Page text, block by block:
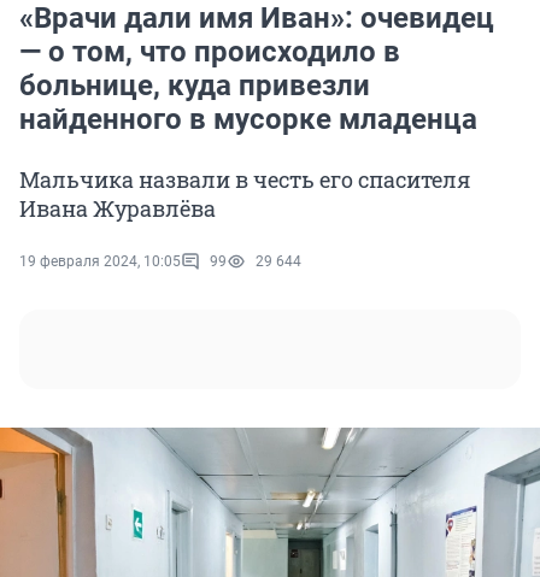
«Врачи дали имя Иван»: очевидец
— о том, что происходило в
больнице, куда привезли
найденного в мусорке младенца
Мальчика назвали в честь его спасителя
Ивана Журавлёва
19 февраля 2024, 10:05 99 29 644